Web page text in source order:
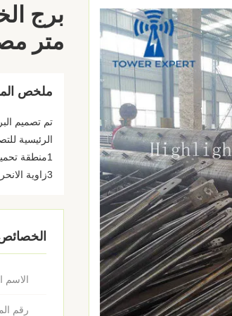
متر
ملخص
تم تصميم
3زاوية الانحراف ...
الاسم
رقم